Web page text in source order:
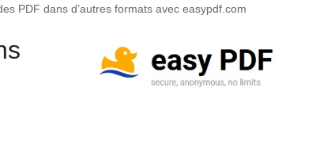
PDF dans d’autres formats avec easypdf.com